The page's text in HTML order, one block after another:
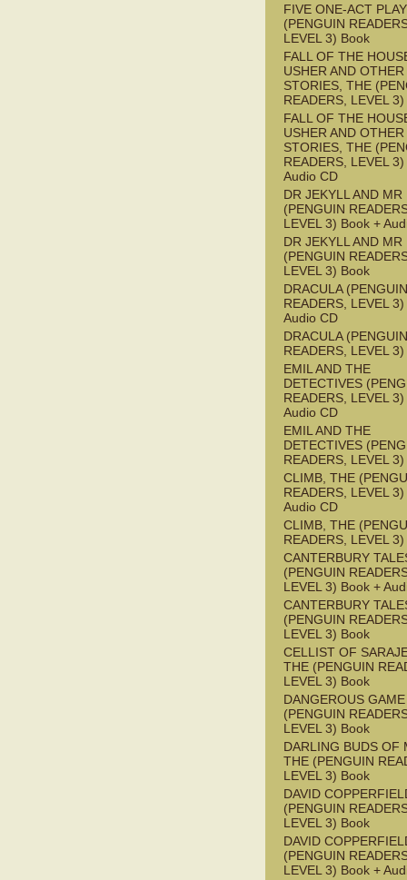
FIVE ONE-ACT
(PENGUIN
LEVEL 3) Book
FALL OF THE
USHER AND OTHER
STORIES, THE
READERS, LEVEL
FALL OF THE
USHER AND OTHER
STORIES, THE
READERS, LEVEL
Audio CD
DR JEKYLL AND MR
(PENGUIN
LEVEL 3) Book +
DR JEKYLL AND MR
(PENGUIN
LEVEL 3) Book
DRACULA (PENGUIN
READERS, LEVEL
Audio CD
DRACULA (PENGUIN
READERS, LEVEL
EMIL AND THE
DETECTIVES
READERS, LEVEL
Audio CD
EMIL AND THE
DETECTIVES
READERS, LEVEL
CLIMB, THE
READERS, LEVEL
Audio CD
CLIMB, THE
READERS, LEVEL
CANTERBURY
(PENGUIN
LEVEL 3) Book +
CANTERBURY
(PENGUIN
LEVEL 3) Book
CELLIST OF
THE (PENGUIN
LEVEL 3) Book
DANGEROUS GAME
(PENGUIN
LEVEL 3) Book
DARLING BUDS OF
THE (PENGUIN
LEVEL 3) Book
DAVID
(PENGUIN
LEVEL 3) Book
DAVID
(PENGUIN
LEVEL 3) Book +